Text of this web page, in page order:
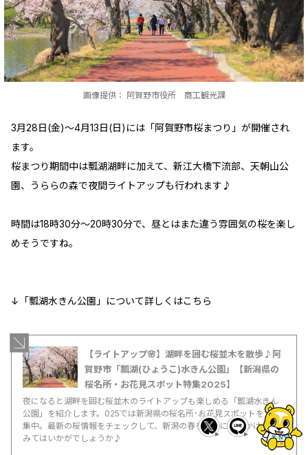
画像提供： 阿賀野市役所 商工観光課
3月28日(金)～4月13日(日)には「阿賀野市桜まつり」が開催され
ます。
桜まつり期間中は瓢湖湖畔に加えて、新江大橋下流部、天朝山公
園、うららの森で夜間ライトアップも行われます♪
時間は18時30分～20時30分で、昼とはまた違う雰囲気の桜を楽し
めそうですね。
↓「瓢湖水きん公園」について詳しくはこちら
【ライトアップ🌸】湖畔を囲む桜並木を散歩♪阿
賀野市「瓢湖(ひょうこ)水きん公園」【新潟県の
桜名所・お花見スポット特集2025】
夜になると湖畔を囲む桜並木のライトアップも楽しめる「瓢湖水きん
公園」を紹介します。025では新潟県の桜名所･お花見スポットを大特
集中。最新の桜情報をチェックして、新潟の春を感じにお出かけして
みてはいかがでしょうか♪